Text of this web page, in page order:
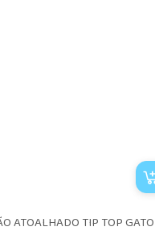
ATOALHADO TIP TOP GATO